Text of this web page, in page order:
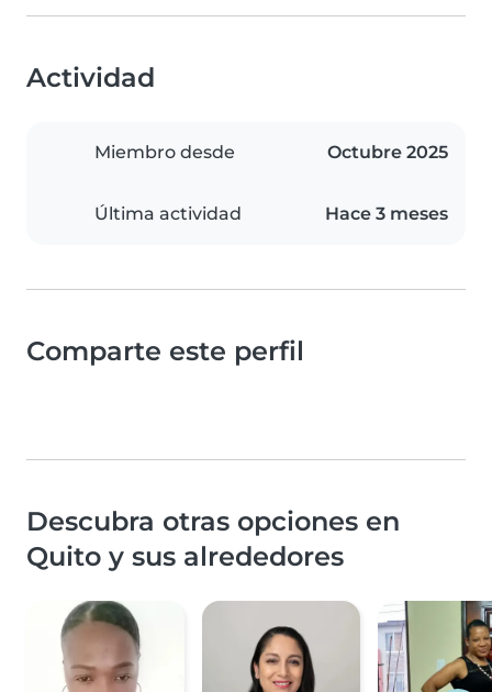
Actividad
Miembro desde Octubre 2025
Última actividad Hace 3 meses
Comparte este perfil
Descubra otras opciones en
Quito y sus alrededores